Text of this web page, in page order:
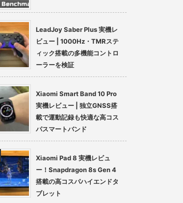
LeadJoy Saber Plus 実機レ
ビュー | 1000Hz・TMRステ
ィック搭載の多機能コントロ
ーラーを検証
Xiaomi Smart Band 10 Pro
実機レビュー | 独立GNSS搭
載で運動記録も快適な高コス
パスマートバンド
Xiaomi Pad 8 実機レビュ
ー！Snapdragon 8s Gen 4
搭載の高コスパハイエンドタ
ブレット